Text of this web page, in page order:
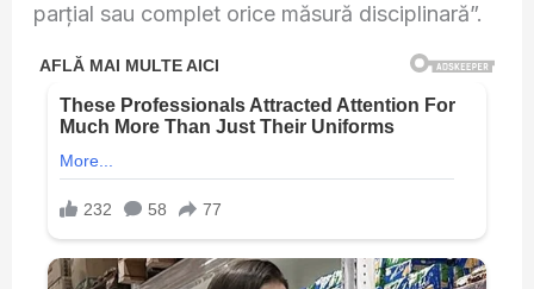
parțial sau complet orice măsură disciplinară”.